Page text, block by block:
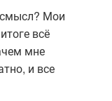
Мои
всё
мне
и все